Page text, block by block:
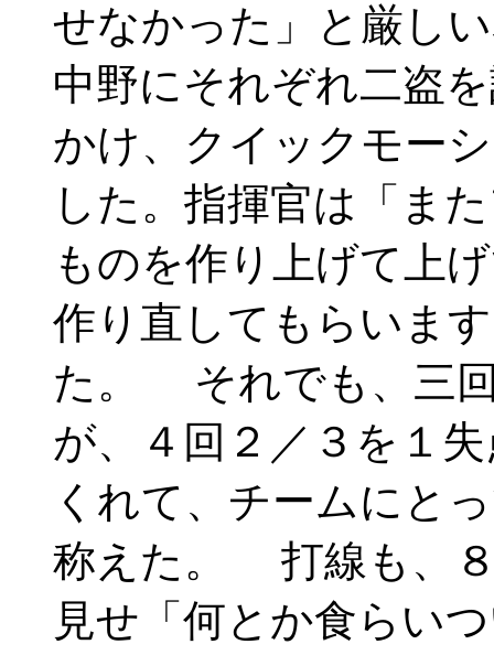
せなかった」と厳し
中野にそれぞれ二盗
かけ、クイックモー
した。指揮官は「ま
ものを作り上げて上
作り直してもらいま
た。 それでも、三
が、４回２／３を１
くれて、チームにと
称えた。 打線も、８
見せ「何とか食らい